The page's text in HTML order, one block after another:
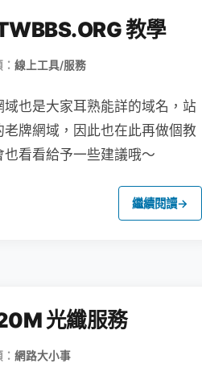
教學
線上工具/服務
也是大家耳熟能詳的域名，站
牌網域，因此也在此再做個教
看看給予一些建議哦～
繼續閱讀→
光纖服務
網路大小事